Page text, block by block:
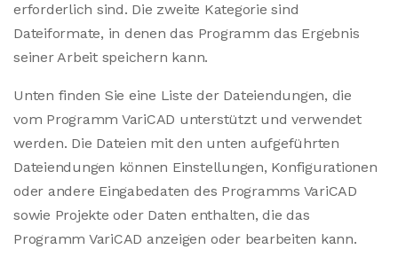
erforderlich sind. Die zweite Kategorie sind
Dateiformate, in denen das Programm das Ergebnis
seiner Arbeit speichern kann.
Unten finden Sie eine Liste der Dateiendungen, die
vom Programm VariCAD unterstützt und verwendet
werden. Die Dateien mit den unten aufgeführten
Dateiendungen können Einstellungen, Konfigurationen
oder andere Eingabedaten des Programms VariCAD
sowie Projekte oder Daten enthalten, die das
Programm VariCAD anzeigen oder bearbeiten kann.